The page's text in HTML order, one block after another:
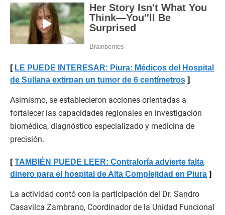
LE PUEDE INTERESAR: Piura: Médicos del Hospital
de Sullana extirpan un tumor de 6 centímetros
Asimismo, se establecieron acciones orientadas a
fortalecer las capacidades regionales en investigación
biomédica, diagnóstico especializado y medicina de
precisión.
TAMBIÉN PUEDE LEER: Contraloría advierte falta
dinero para el hospital de Alta Complejidad en Piura
La actividad contó con la participación del Dr. Sandro
Casavilca Zambrano, Coordinador de la Unidad Funcional